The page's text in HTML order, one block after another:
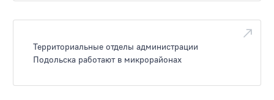
Территориальные отделы администрации
Подольска работают в микрорайонах